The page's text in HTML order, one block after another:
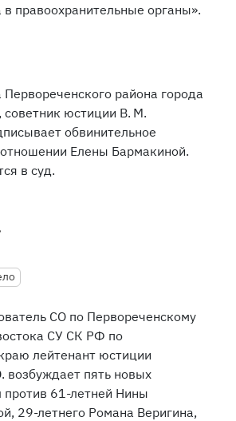
правоохранительные органы».
Первореченского района города
советник юстиции В. М.
обвинительное
Елены Бармакиной.
в суд.
СО по Первореченскому
СУ СК РФ по
лейтенант юстиции
возбуждает пять новых
против 61-летней Нины
29-летнего Романа Веригина,